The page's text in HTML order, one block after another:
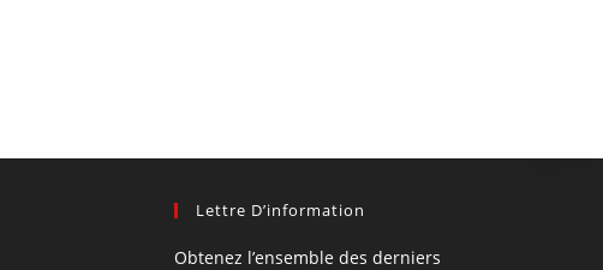
Lettre D’information
Obtenez l’ensemble des derniers